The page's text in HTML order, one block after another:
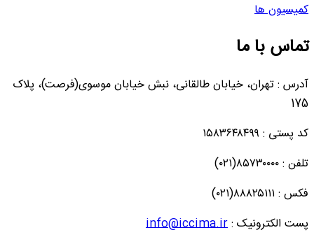
کمیسیون ها
تماس با ما
آدرس : تهران، خیابان طالقانی، نبش خیابان موسوی(فرصت)، پلاک
175
کد پستی : ۱۵۸۳۶۴۸۴۹۹
تلفن : ۸۵۷۳۰۰۰۰(۰۲۱)
فکس : ۸۸۸۲۵۱۱۱(۰۲۱)
پست الکترونیک :info@iccima.ir